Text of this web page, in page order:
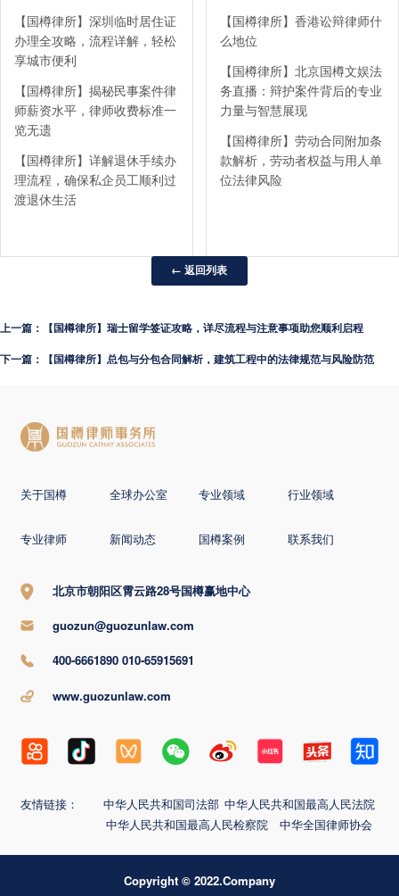
【国樽律所】深圳临时居住证
办理全攻略，流程详解，轻松
享城市便利
【国樽律所】揭秘民事案件律
师薪资水平，律师收费标准一
览无遗
【国樽律所】详解退休手续办
理流程，确保私企员工顺利过
渡退休生活
【国樽律所】香港讼辩律师什
么地位
【国樽律所】北京国樽文娱法
务直播：辩护案件背后的专业
力量与智慧展现
【国樽律所】劳动合同附加条
款解析，劳动者权益与用人单
位法律风险
← 返回列表
上一篇：【国樽律所】瑞士留学签证攻略，详尽流程与注意事项助您顺利启程
下一篇：【国樽律所】总包与分包合同解析，建筑工程中的法律规范与风险防范
关于国樽 全球办公室 专业领域 行业领域
专业律师 新闻动态 国樽案例 联系我们
北京市朝阳区霄云路28号国樽赢地中心
guozun@guozunlaw.com
400-6661890 010-65915691
www.guozunlaw.com
友情链接： 中华人民共和国司法部 中华人民共和国最高人民法院
中华人民共和国最高人民检察院
中华全国律师协会
Copyright © 2022.Company